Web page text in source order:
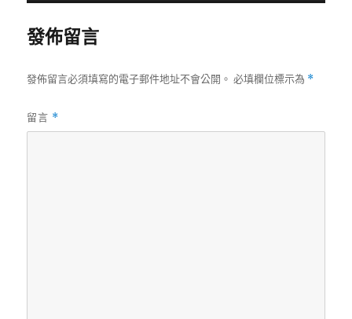
者
佈
發佈留言
發佈留言必須填寫的電子郵件地址不會公開。 必填欄位標示為 *
留言 *